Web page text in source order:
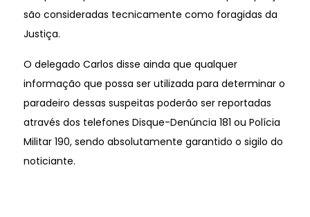
são consideradas tecnicamente como foragidas da
Justiça.
O delegado Carlos disse ainda que qualquer
informação que possa ser utilizada para determinar o
paradeiro dessas suspeitas poderão ser reportadas
através dos telefones Disque-Denúncia 181 ou Polícia
Militar 190, sendo absolutamente garantido o sigilo do
noticiante.